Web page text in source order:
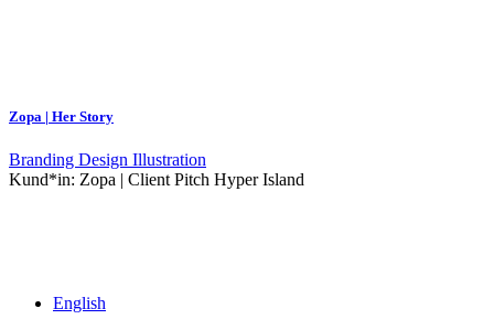
Zopa | Her Story
Branding Design Illustration
Kund*in: Zopa | Client Pitch Hyper Island
English